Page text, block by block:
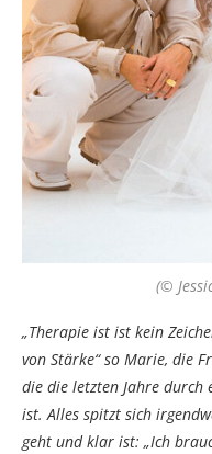
(©
„Therapie ist ist kein
von Stärke“ so Marie, die
die die letzten Jahre durch
ist. Alles spitzt sich
geht und klar ist: „Ich